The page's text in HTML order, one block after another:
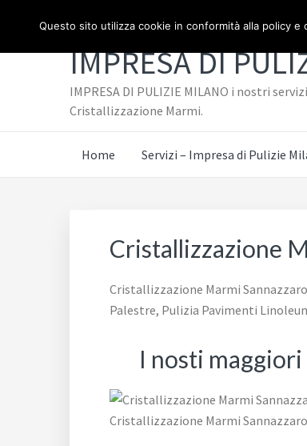
contenuto
piè
IMPRESA DI
IMPRESA DI PULIZIE MILANO i nostri
Cristallizzazione Marmi.
Home Servizi – Impresa di Pulizie
Cristallizzazione
Cristallizzazione Marmi
Palestre, Pulizia Pavimenti
I nosti
Questo sito utilizza cookie in conformità alla policy e